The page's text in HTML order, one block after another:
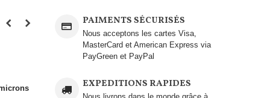
PAIMENTS SÉCURISÉS
Nous acceptons les cartes Visa,
MasterCard et American Express via
PayGreen et PayPal
EXPEDITIONS RAPIDES